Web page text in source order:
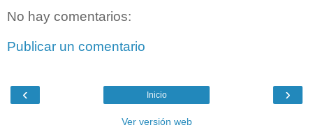
No hay comentarios:
Publicar un comentario
‹ ›
Inicio
Ver versión web